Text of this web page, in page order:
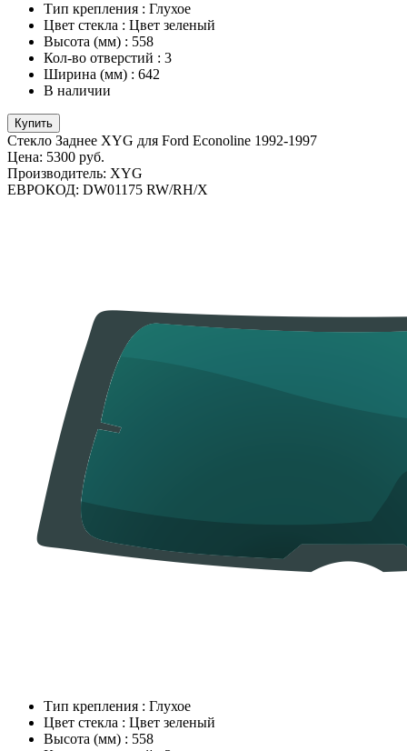
Тип крепления : Глухое
Цвет стекла : Цвет зеленый
Высота (мм) : 558
Кол-во отверстий : 3
Ширина (мм) : 642
В наличии
Купить
Стекло Заднее XYG для Ford Econoline 1992-1997
Цена: 5300 руб.
Производитель: XYG
ЕВРОКОД: DW01175 RW/RH/X
Тип крепления : Глухое
Цвет стекла : Цвет зеленый
Высота (мм) : 558